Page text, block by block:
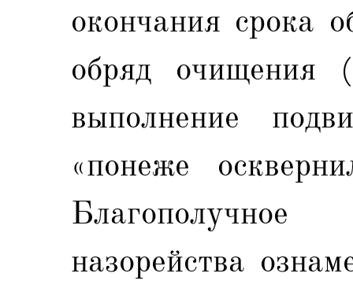
окончания срока
обряд очищения
выполнение
«понеже
назорейства